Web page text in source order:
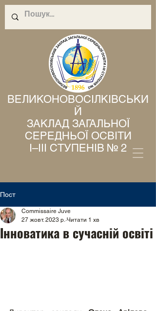
ВЕЛИКОНОВОСІЛКІВСЬКИ
Й
ЗАКЛАД ЗАГАЛЬНОЇ
СЕРЕДНЬОЇ ОСВІТИ
І–ІІІ СТУПЕНІВ № 2
Пост
Інноватика в сучасній освіті
Commissaire Juve
27 жовт. 2023 р. Читати 1 хв